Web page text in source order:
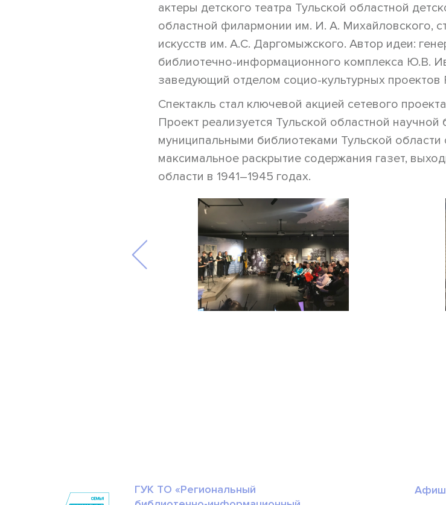
актеры детского театра Тульской областной
областной филармонии им. И. А. Михайловского,
искусств им. А.С. Даргомыжского. Автор идеи:
библиотечно-информационного комплекса Ю.В.
заведующий отделом социо-культурных
Спектакль стал ключевой акцией сетевого
Проект реализуется Тульской областной
муниципальными библиотеками Тульской
максимальное раскрытие содержания газет,
области в 1941–1945 годах.
ГУК ТО «Региональный